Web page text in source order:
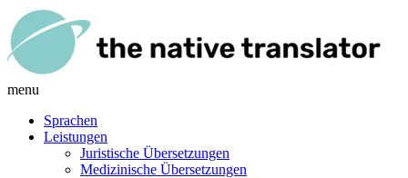
menu
Sprachen
Leistungen
Juristische Übersetzungen
Medizinische Übersetzungen